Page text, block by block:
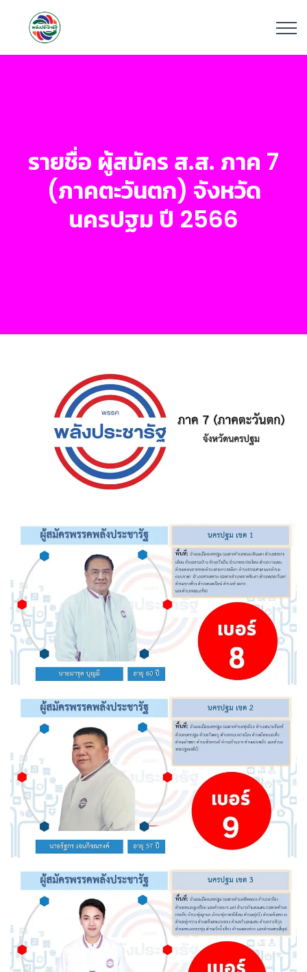
รายชื่อ ผู้สมัคร ส.ส. ภาค 7
(ภาคตะวันตก) จังหวัด
นครปฐม ปี 2566